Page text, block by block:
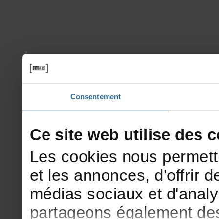
Consentement